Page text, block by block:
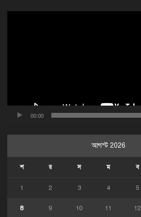
00:00
আগস্ট 2026
শ র স ম ব
1 2 3 4 5
8 9 10 11 12